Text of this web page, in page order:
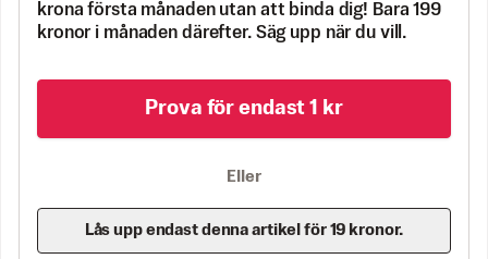
krona första månaden utan att binda dig! Bara 199
kronor i månaden därefter. Säg upp när du vill.
Prova för endast 1 kr
Eller
Lås upp endast denna artikel för 19 kronor.